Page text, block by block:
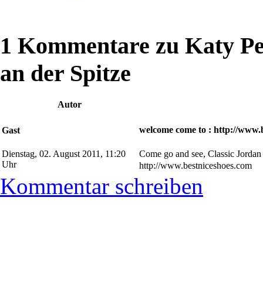
1 Kommentare zu Katy
an der Spitze
Autor
Gast
Dienstag, 02. August 2011, 11:20
Uhr
welcome come to : http://
Come go and see, Classic
http://www.bestniceshoes.com
Kommentar schreiben